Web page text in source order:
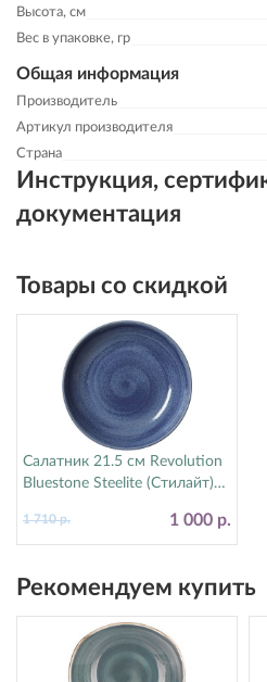
Высота, см
Вес в упаковке, гр
Общая информация
Производитель
Артикул производителя
Страна
Инструкция,
документация
Товары со скидкой
Салатник 21.5 см Revolution
Bluestone Steelite (Стилайт)
1 000 р.
1 710 р.
Рекомендуем купить